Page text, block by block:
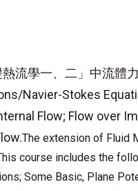
熱流學一、二」中流體
Navier-Stokes
Flow; Flow over
The extension of Fluid
course includes the
Some Basic, Plane